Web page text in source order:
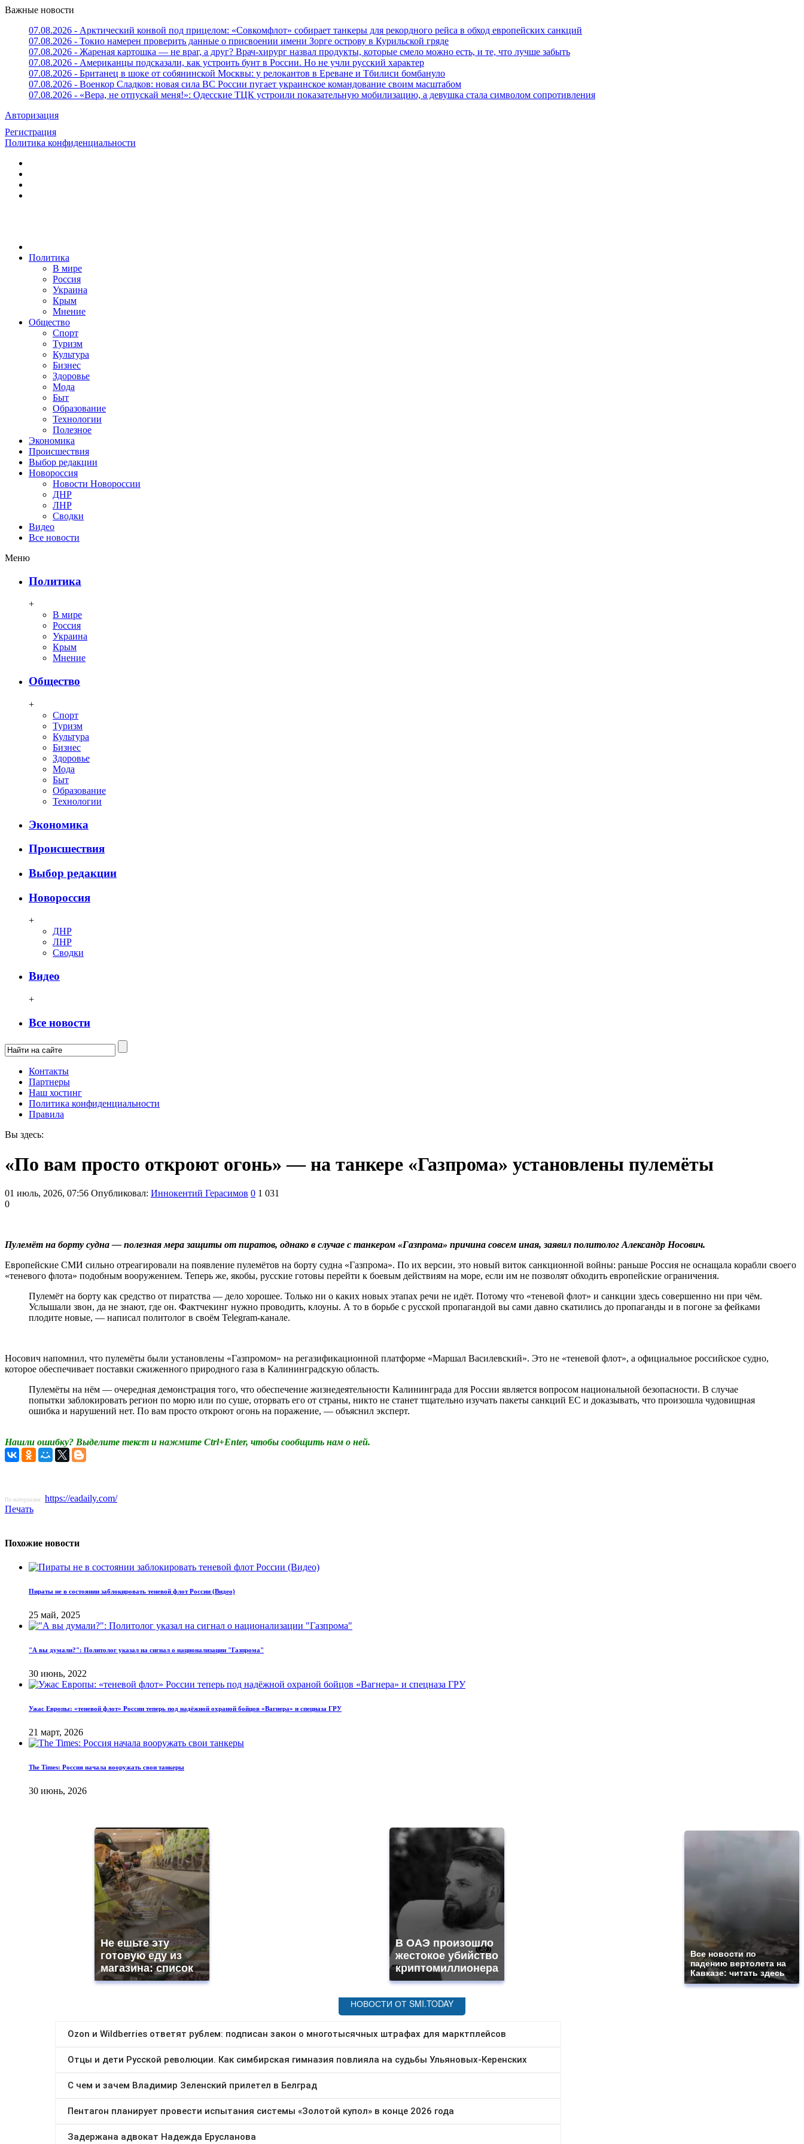
Важные новости
07.08.2026 - Арктический конвой под прицелом: «Совкомфлот» собирает танкеры для рекордного рейса в обход европейских санкций
07.08.2026 - Токио намерен проверить данные о присвоении имени Зорге острову в Курильской гряде
07.08.2026 - Жареная картошка — не враг, а друг? Врач-хирург назвал продукты, которые смело можно есть, и те, что лучше забыть
07.08.2026 - Американцы подсказали, как устроить бунт в России. Но не учли русский характер
07.08.2026 - Британец в шоке от собянинской Москвы: у релокантов в Ереване и Тбилиси бомбануло
07.08.2026 - Военкор Сладков: новая сила ВС России пугает украинское командование своим масштабом
07.08.2026 - «Вера, не отпускай меня!»: Одесские ТЦК устроили показательную мобилизацию, а девушка стала символом сопротивления
Авторизация
Регистрация
Политика конфиденциальности
Политика
В мире
Россия
Украина
Крым
Мнение
Общество
Спорт
Туризм
Культура
Бизнес
Здоровье
Мода
Быт
Образование
Технологии
Полезное
Экономика
Происшествия
Выбор редакции
Новороссия
Новости Новороссии
ДНР
ЛНР
Сводки
Видео
Все новости
Меню
Политика
+
В мире
Россия
Украина
Крым
Мнение
Общество
+
Спорт
Туризм
Культура
Бизнес
Здоровье
Мода
Быт
Образование
Технологии
Экономика
Происшествия
Выбор редакции
Новороссия
+
ДНР
ЛНР
Сводки
Видео
+
Все новости
Контакты
Партнеры
Наш хостинг
Политика конфиденциальности
Правила
Вы здесь:
«По вам просто откроют огонь» — на танкере «Газпрома» установлены пулемёты
01 июль, 2026, 07:56 Опубликовал: Иннокентий Герасимов 0 1 031
0
Пулемёт на борту судна — полезная мера защиты от пиратов, однако в случае с танкером «Газпрома» причина совсем иная, заявил политолог Александр Носович.
Европейские СМИ сильно отреагировали на появление пулемётов на борту судна «Газпрома». По их версии, это новый виток санкционной войны: раньше Россия не оснащала корабли своего
«теневого флота» подобным вооружением. Теперь же, якобы, русские готовы перейти к боевым действиям на море, если им не позволят обходить европейские ограничения.
Пулемёт на борту как средство от пиратства — дело хорошее. Только ни о каких новых этапах речи не идёт. Потому что «теневой флот» и санкции здесь совершенно ни при чём.
Услышали звон, да не знают, где он. Фактчекинг нужно проводить, клоуны. А то в борьбе с русской пропагандой вы сами давно скатились до пропаганды и в погоне за фейками
плодите новые, — написал политолог в своём Telegram-канале.
Носович напомнил, что пулемёты были установлены «Газпромом» на регазификационной платформе «Маршал Василевский». Это не «теневой флот», а официальное российское судно,
которое обеспечивает поставки сжиженного природного газа в Калининградскую область.
Пулемёты на нём — очередная демонстрация того, что обеспечение жизнедеятельности Калининграда для России является вопросом национальной безопасности. В случае
попытки заблокировать регион по морю или по суше, оторвать его от страны, никто не станет тщательно изучать пакеты санкций ЕС и доказывать, что произошла чудовищная
ошибка и нарушений нет. По вам просто откроют огонь на поражение, — объяснил эксперт.
Нашли ошибку? Выделите текст и нажмите Ctrl+Enter, чтобы сообщить нам о ней.
По материалам: https://eadaily.com/
Печать
Похожие новости
Пираты не в состоянии заблокировать теневой флот России (Видео)
25 май, 2025
"А вы думали?": Политолог указал на сигнал о национализации "Газпрома"
30 июнь, 2022
Ужас Европы: «теневой флот» России теперь под надёжной охраной бойцов «Вагнера» и спецназа ГРУ
21 март, 2026
The Times: Россия начала вооружать свои танкеры
30 июнь, 2026
Не ешьте эту
готовую еду из
магазина: список
В ОАЭ произошло
жестокое убийство
криптомиллионера
Все новости по
падению вертолета на
Кавказе: читать здесь